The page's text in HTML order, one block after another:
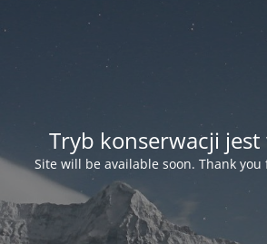
Tryb konserwacji jest
Site will be available soon. Thank